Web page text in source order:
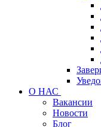
О НАС
Вакансии
Новости
Блог